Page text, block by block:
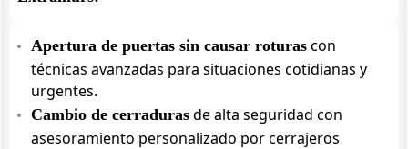
Apertura de puertas sin causar roturas con
técnicas avanzadas para situaciones cotidianas y
urgentes.
Cambio de cerraduras de alta seguridad con
asesoramiento personalizado por cerrajeros